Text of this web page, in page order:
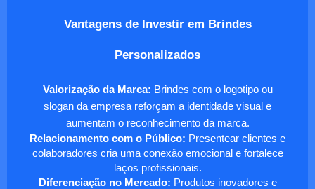
Vantagens de Investir em Brindes
Personalizados
Valorização da Marca: Brindes com o logotipo ou
slogan da empresa reforçam a identidade visual e
aumentam o reconhecimento da marca.
Relacionamento com o Público: Presentear clientes e
colaboradores cria uma conexão emocional e fortalece
laços profissionais.
Diferenciação no Mercado: Produtos inovadores e